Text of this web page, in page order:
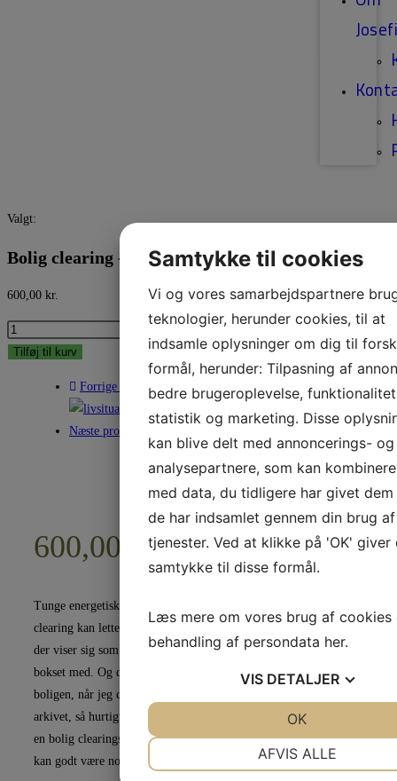
Valgt:
Bolig clearing - Husrensning
600,00 kr.
Tilføj til kurv
Forrige produkt
Næste produkt
600,00 kr.
Tunge energetiske blokeringer kan påvirke os og bremse os. En bolig
clearing kan lette energien i boligen og for beboerne i boligen. De
der viser sig som blokeringer kan ofte genkendes, som noget beboerne
bokset med. Og det kan lette meget at få det clearet. Jeg kommer ikke
boligen, når jeg clearer den. Jeg læser og clearer boligen via Akasha
arkivet, så hurtigt som muligt efter bestillingen og sender dig
en bolig clearings rapport på mail, med hvad jeg har fundet og clearet.
kan godt være nogle dages ventetid.
Samtykke til cookies
Vi og vores samarbejdspartnere
teknologier, herunder cookies, til at
indsamle oplysninger om dig til
formål, herunder: Tilpasning af
bedre brugeroplevelse,
statistik og marketing. Disse
kan blive delt med annoncerings- og
analysepartnere, som kan
med data, du tidligere har givet dem
de har indsamlet gennem din brug
tjenester. Ved at klikke på 'OK' giver
samtykke til disse formål.
Læs mere om vores brug af cookies
behandling af persondata her.
VIS DETALJER
AFVIS ALLE
OK